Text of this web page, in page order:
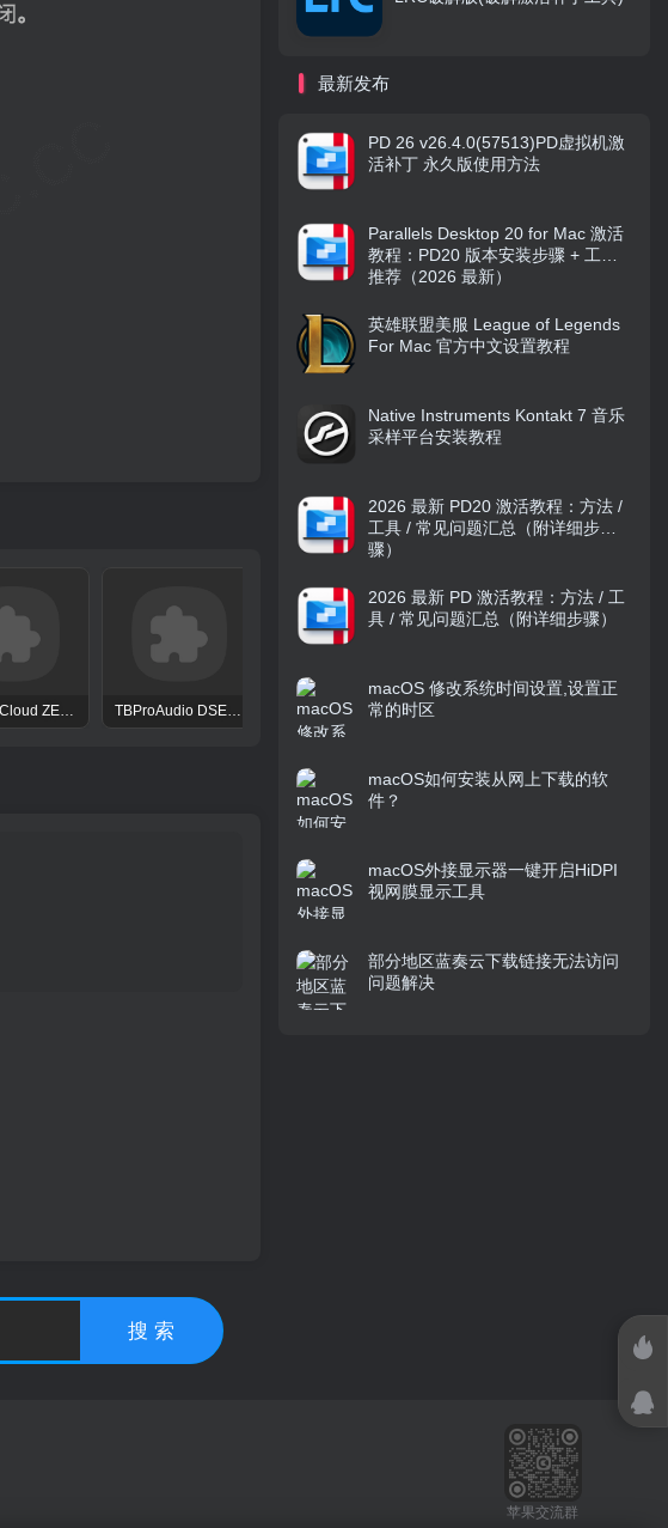
Roland Cloud ZENOLOGY Pro Collection TBProAudio DSEQ3 FKFX Obvious Filter
最新发布
PD 26 v26.4.0(57513)PD虚拟机激
活补丁 永久版使用方法
Parallels Desktop 20 for Mac 激活
教程：PD20 版本安装步骤 + 工具
推荐（2026 最新）
英雄联盟美服 League of Legends
For Mac 官方中文设置教程
Native Instruments Kontakt 7 音乐
采样平台安装教程
2026 最新 PD20 激活教程：方法 /
工具 / 常见问题汇总（附详细步
骤）
2026 最新 PD 激活教程：方法 / 工
具 / 常见问题汇总（附详细步骤）
macOS 修改系统时间设置,设置正
常的时区
macOS如何安装从网上下载的软
件？
macOS外接显示器一键开启HiDPI
视网膜显示工具
部分地区蓝奏云下载链接无法访问
问题解决
搜 索
苹果交流群